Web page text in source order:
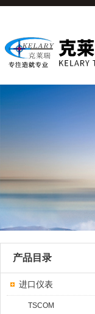
产品目录
进口仪表
TSCOM